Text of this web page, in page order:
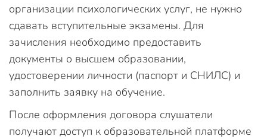
организации психологических услуг, не нужно
сдавать вступительные экзамены. Для
зачисления необходимо предоставить
документы о высшем образовании,
удостоверении личности (паспорт и СНИЛС) и
заполнить заявку на обучение.
После оформления договора слушатели
получают доступ к образовательной платформе